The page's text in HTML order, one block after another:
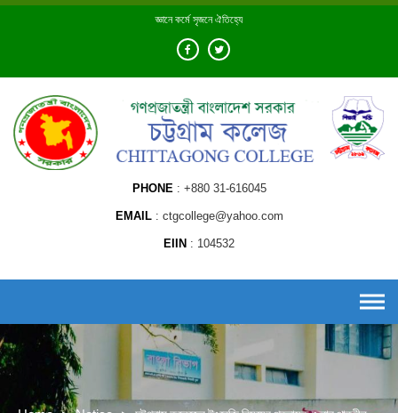
Skip
জ্ঞানে কর্মে সৃজনে ঐতিহ্যে
PHONE +880 31-616045
EMAIL ctgcollege@yahoo.com
EIIN 104532